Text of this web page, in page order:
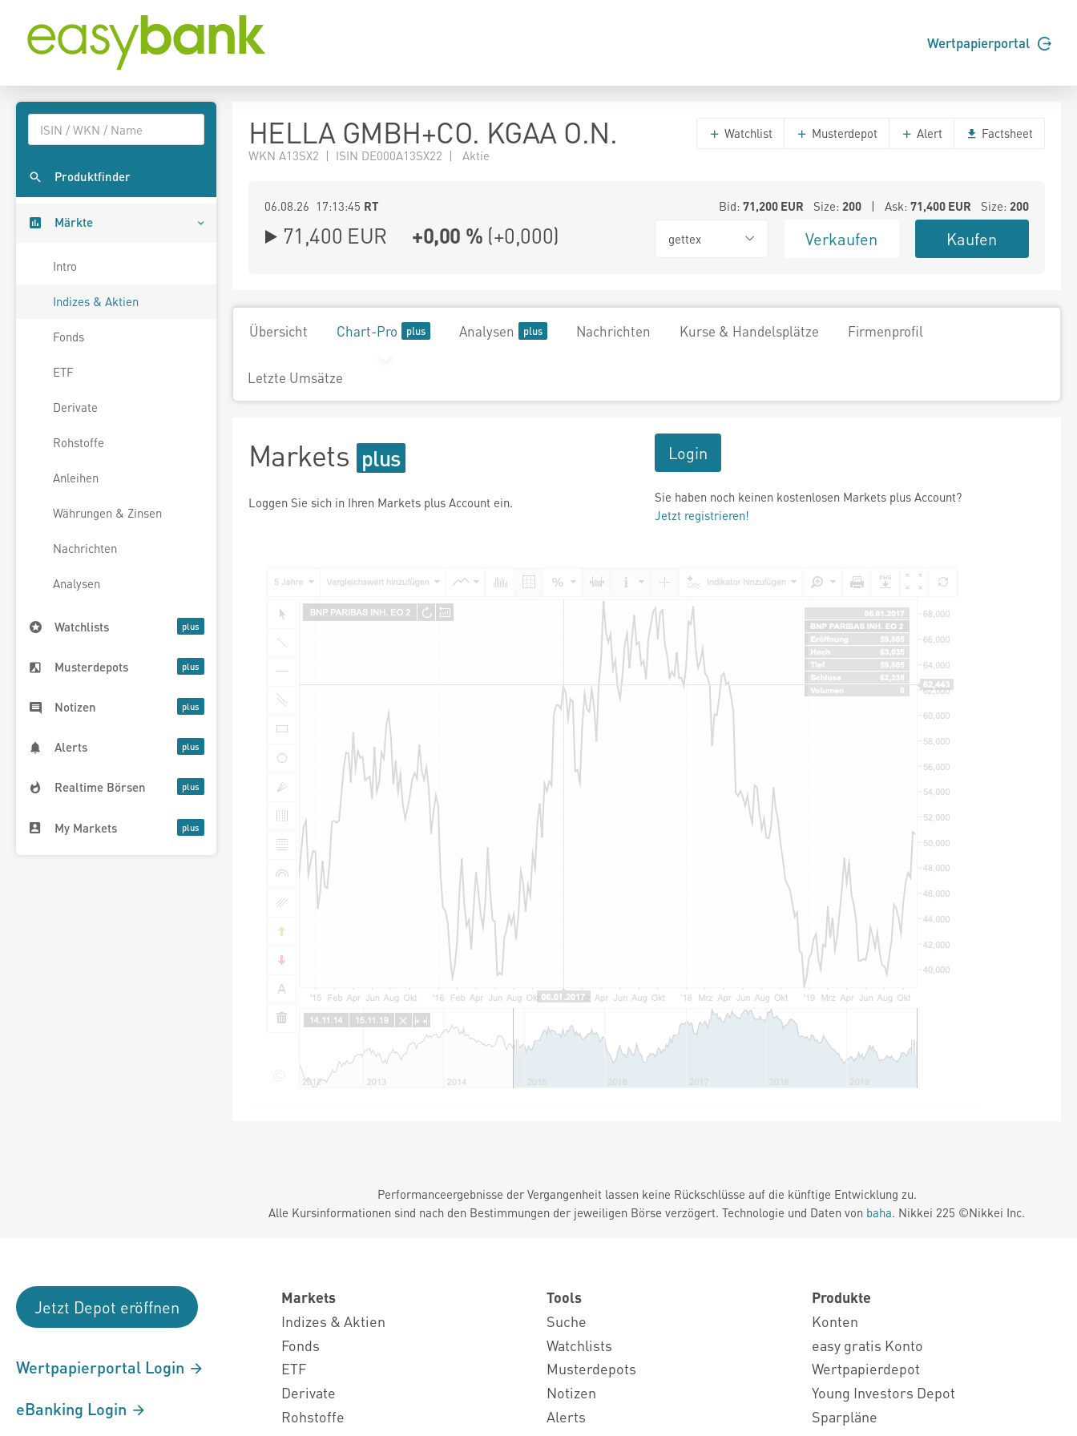
Wertpapierportal
Produktfinder
Märkte
Intro
Indizes & Aktien
Fonds
ETF
Derivate
Rohstoffe
Anleihen
Währungen & Zinsen
Nachrichten
Analysen
Watchlists
Musterdepots
Notizen
Alerts
Realtime Börsen
My Markets
HELLA GMBH+CO. KGAA O.N.
WKN A13SX2 | ISIN DE000A13SX22 | Aktie
Watchlist Musterdepot Alert Factsheet
06.08.26 17:13:45 RT Bid: 71,200EUR Size: 200| Ask: 71,400EUR Size: 200
71,400 EUR +0,00 % (+0,000) gettex Verkaufen Kaufen
Übersicht Chart-Pro Analysen Nachrichten Kurse & Handelsplätze Firmenprofil
Letzte Umsätze
Markets
Loggen Sie sich in Ihren Markets plus Account ein.
Login
Sie haben noch keinen kostenlosen Markets plus Account?
Jetzt registrieren!
Performanceergebnisse der Vergangenheit lassen keine Rückschlüsse auf die künftige Entwicklung zu.
Alle Kursinformationen sind nach den Bestimmungen der jeweiligen Börse verzögert. Technologie und Daten von baha. Nikkei 225 ©Nikkei Inc.
Jetzt Depot eröffnen
Wertpapierportal Login
eBanking Login
Markets
Indizes & Aktien
Fonds
ETF
Derivate
Rohstoffe
Tools
Suche
Watchlists
Musterdepots
Notizen
Alerts
Produkte
Konten
easy gratis Konto
Wertpapierdepot
Young Investors Depot
Sparpläne